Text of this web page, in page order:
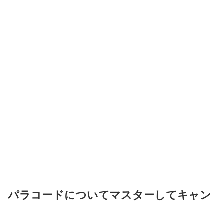
パラコードについてマスターしてキャン